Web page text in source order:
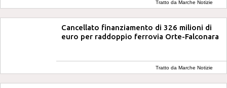
Tratto da Marche Notizie
Cancellato finanziamento di 326 milioni di
euro per raddoppio ferrovia Orte-Falconara
Tratto da Marche Notizie